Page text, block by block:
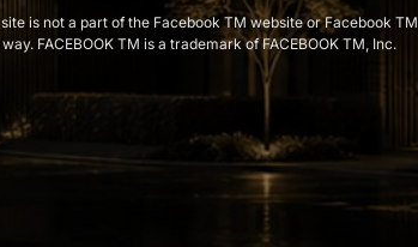
site is not a part of the Facebook TM website or Facebook TM
way. FACEBOOK TM is a trademark of FACEBOOK TM, Inc.